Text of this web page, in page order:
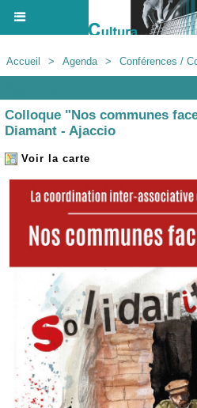
Accueil > Agenda > Conférences /
Colloque "Nos communes
Diamant - Ajaccio
Voir la carte